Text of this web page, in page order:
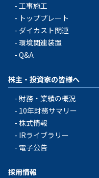
工事施工
トッププレート
ダイカスト関連
環境関連装置
Q&A
株主・投資家の皆様へ
財務・業績の概況
10年財務サマリー
株式情報
IRライブラリー
電子公告
採用情報